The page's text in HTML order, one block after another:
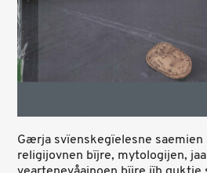
Gærja svïenskegïelesne
religijovnen bïjre, mytologijen,